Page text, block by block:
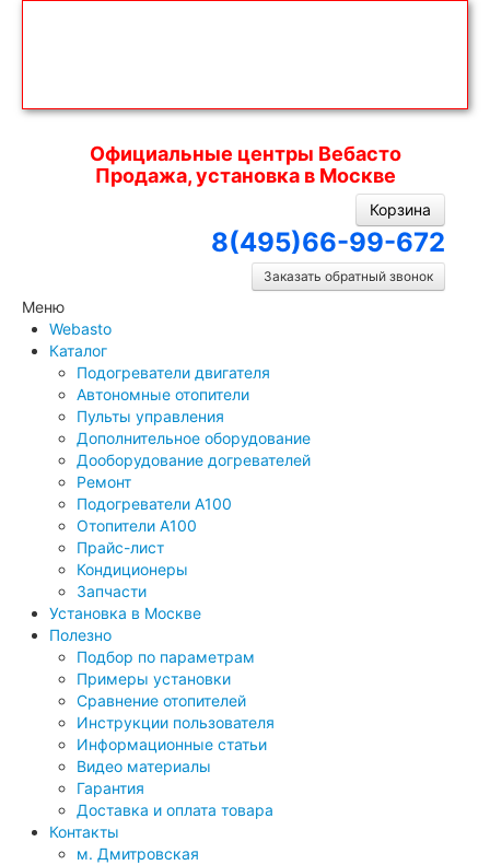
Официальные центры Вебасто
Продажа, установка в Москве
Корзина
8(495)66-99-672
Заказать обратный звонок
Меню
Webasto
Каталог
Подогреватели двигателя
Автономные отопители
Пульты управления
Дополнительное оборудование
Дооборудование догревателей
Ремонт
Подогреватели A100
Отопители A100
Прайс-лист
Кондиционеры
Запчасти
Установка в Москве
Полезно
Подбор по параметрам
Примеры установки
Сравнение отопителей
Инструкции пользователя
Информационные статьи
Видео материалы
Гарантия
Доставка и оплата товара
Контакты
м. Дмитровская